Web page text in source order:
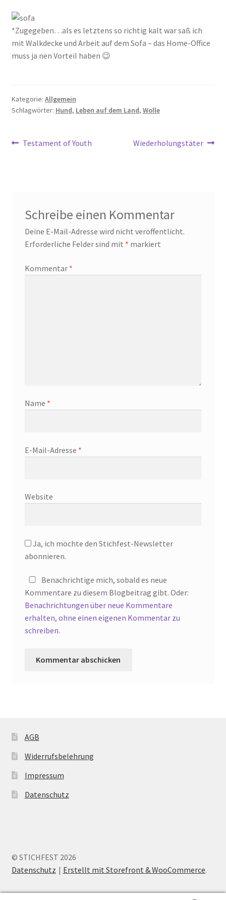
*Zugegeben…als es letztens so richtig kalt war saß ich
mit Walkdecke und Arbeit auf dem Sofa – das Home-Office
muss ja nen Vorteil haben 😉
Kategorie: Allgemein
Schlagwörter: Hund, Leben auf dem Land, Wolle
Beitragsnavigation
Vorheriger
Testament of Youth
Nächster
Wiederholungstäter
Schreibe einen Kommentar
Deine E-Mail-Adresse wird nicht veröffentlicht.
Erforderliche Felder sind mit * markiert
Kommentar *
Name *
E-Mail-Adresse *
Website
Ja, ich möchte den Stichfest-Newsletter
abonnieren.
Benachrichtige mich, sobald es neue
Kommentare zu diesem Blogbeitrag gibt. Oder:
Benachrichtungen über neue Kommentare
erhalten, ohne einen eigenen Kommentar zu
schreiben.
AGB
Widerrufsbelehrung
Impressum
Datenschutz
© STICHFEST 2026
Datenschutz
Erstellt mit Storefront & WooCommerce.